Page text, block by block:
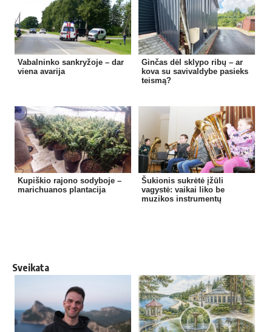
Vabalninko sankryžoje – dar
viena avarija
Ginčas dėl sklypo ribų – ar
kova su savivaldybe pasieks
teismą?
Kupiškio rajono sodyboje –
marichuanos plantacija
Šukionis sukrėtė įžūli
vagystė: vaikai liko be
muzikos instrumentų
Sveikata